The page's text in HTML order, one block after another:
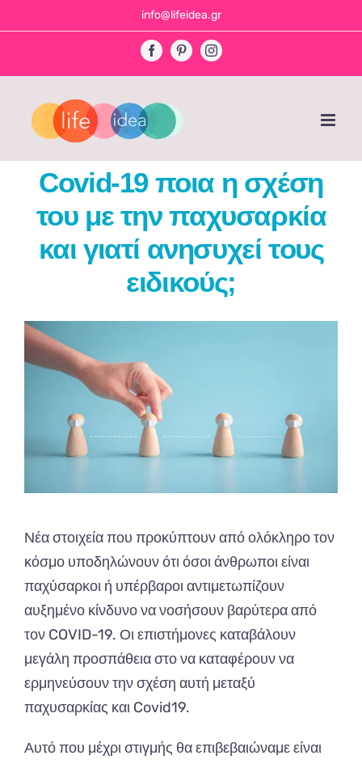
to
info@lifeidea.gr
FacebookPinterestInstagram
Covid-19 ποια η σχέση
του με την παχυσαρκία
και γιατί ανησυχεί τους
ειδικούς;
Νέα στοιχεία που προκύπτουν από ολόκληρο τον
κόσμο υποδηλώνουν ότι όσοι άνθρωποι είναι
παχύσαρκοι ή υπέρβαροι αντιμετωπίζουν
αυξημένο κίνδυνο να νοσήσουν βαρύτερα από
τον COVID-19. Οι επιστήμονες καταβάλουν
μεγάλη προσπάθεια στο να καταφέρουν να
ερμηνεύσουν την σχέση αυτή μεταξύ
παχυσαρκίας και Covid19.
Αυτό που μέχρι στιγμής θα επιβεβαιώναμε είναι